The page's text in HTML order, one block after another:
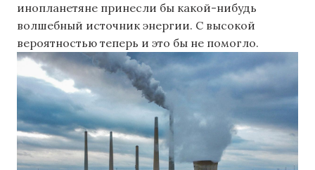
инопланетяне принесли бы какой-нибудь
волшебный источник энергии. С высокой
вероятностью теперь и это бы не помогло.